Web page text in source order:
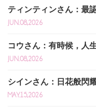
ティンティンさん：最
JUN.08,2026
コウさん：有時候，人
JUN.08,2026
シインさん：日花般閃
MAY.15,2026